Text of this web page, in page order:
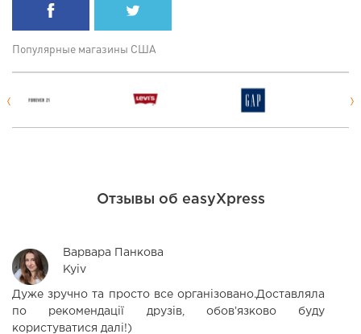
Популярные магазины США
Отзывы об easyXpress
Варвара Панкова
Kyiv
Дуже зручно та просто все організовано.Доставляла
по рекомендації друзів, обовʼязково буду
користуватися далі!)